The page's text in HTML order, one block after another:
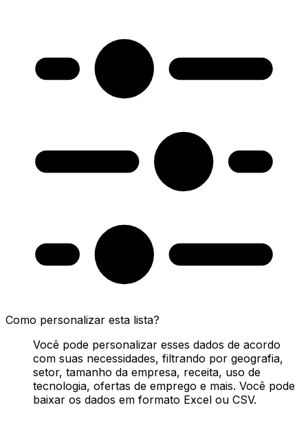
Como personalizar esta lista?
Você pode personalizar esses dados de acordo
com suas necessidades, filtrando por geografia,
setor, tamanho da empresa, receita, uso de
tecnologia, ofertas de emprego e mais. Você pode
baixar os dados em formato Excel ou CSV.